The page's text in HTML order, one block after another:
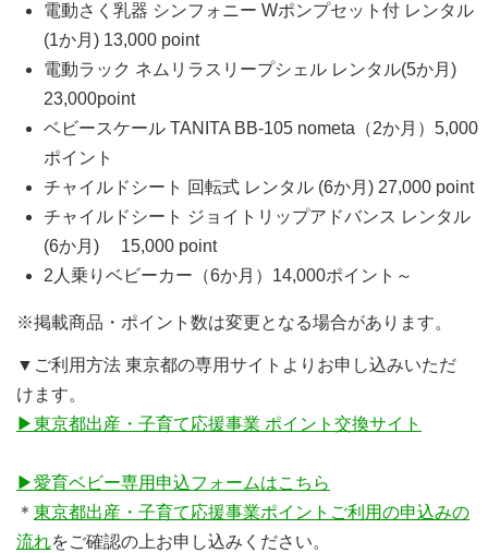
電動さく乳器 シンフォニー Wポンプセット付 レンタル
(1か月) 13,000 point
電動ラック ネムリラスリープシェル レンタル(5か月)
23,000point
ベビースケール TANITA BB-105 nometa（2か月）5,000
ポイント
チャイルドシート 回転式 レンタル (6か月) 27,000 point
チャイルドシート ジョイトリップアドバンス レンタル
(6か月) 15,000 point
2人乗りベビーカー（6か月）14,000ポイント～
※掲載商品・ポイント数は変更となる場合があります。
▼ご利用方法 東京都の専用サイトよりお申し込みいただ
けます。
▶東京都出産・子育て応援事業 ポイント交換サイト
▶愛育ベビー専用申込フォームはこちら
＊ 東京都出産・子育て応援事業ポイントご利用の申込みの
流れをご確認の上お申し込みください。